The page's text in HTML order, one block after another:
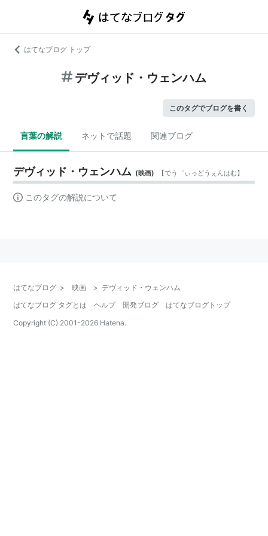
はてなブログ トップ
デヴィッド・ウェンハム
このタグでブログを書く
言葉の解説 ネットで話題 関連ブログ
デヴィッド・ウェンハム (映画) 【でう゛ぃっどうぇんはむ】
このタグの解説について
はてなブログ > 映画 > デヴィッド・ウェンハム
はてなブログ タグとは
ヘルプ 開発ブログ
はてなブログトップ
Copyright (C) 2001-2026 Hatena.